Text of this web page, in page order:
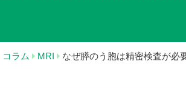
コラム MRI なぜ膵のう胞は精密検査が必